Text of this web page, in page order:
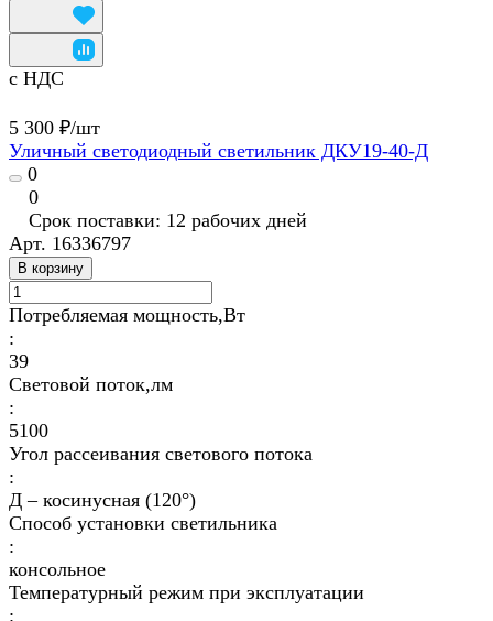
с НДС
5 300 ₽/шт
Уличный светодиодный светильник ДКУ19-40-Д
0
0
Срок поставки: 12 рабочих дней
Арт. 16336797
В корзину
Потребляемая мощность,Вт
:
39
Световой поток,лм
:
5100
Угол рассеивания светового потока
:
Д – косинусная (120°)
Способ установки светильника
:
консольное
Температурный режим при эксплуатации
: